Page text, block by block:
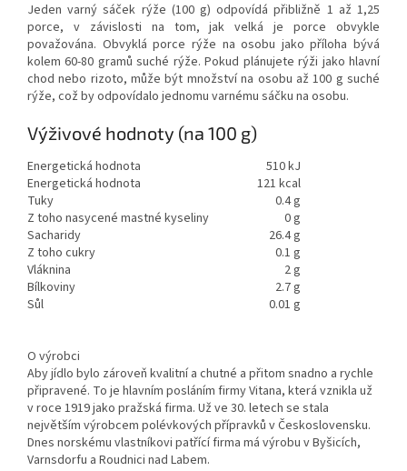
Jeden varný sáček rýže (100 g) odpovídá přibližně 1 až 1,25
porce, v závislosti na tom, jak velká je porce obvykle
považována. Obvyklá porce rýže na osobu jako příloha bývá
kolem 60-80 gramů suché rýže. Pokud plánujete rýži jako hlavní
chod nebo rizoto, může být množství na osobu až 100 g suché
rýže, což by odpovídalo jednomu varnému sáčku na osobu.
Výživové hodnoty (na 100 g)
Energetická hodnota
510 kJ
Energetická hodnota
121 kcal
Tuky
0.4 g
Z toho nasycené mastné kyseliny
0 g
Sacharidy
26.4 g
Z toho cukry
0.1 g
Vláknina
2 g
Bílkoviny
2.7 g
Sůl
0.01 g
O výrobci
Aby jídlo bylo zároveň kvalitní a chutné a přitom snadno a rychle
připravené. To je hlavním posláním firmy Vitana, která vznikla už
v roce 1919 jako pražská firma. Už ve 30. letech se stala
největším výrobcem polévkových přípravků v Československu.
Dnes norskému vlastníkovi patřící firma má výrobu v Byšicích,
Varnsdorfu a Roudnici nad Labem.